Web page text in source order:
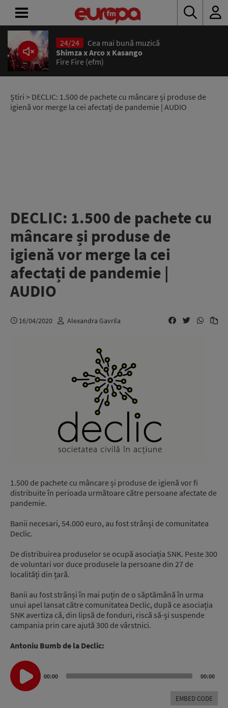
24/24
Cea mai bună muzică
Shimza x Arco x Kasango
Fire Fire (efm)
Știri > DECLIC: 1.500 de pachete cu mâncare și produse de
igienă vor merge la cei afectați de pandemie | AUDIO
DECLIC: 1.500 de pachete cu
mâncare și produse de
igienă vor merge la cei
afectați de pandemie |
AUDIO
16/04/2020 Alexandra Gavrila
1.500 de pachete cu mâncare și produse de igienă vor fi
distribuite în perioada următoare către persoane afectate de
pandemie.
Banii necesari, 54.000 euro, au fost strânși de comunitatea
Declic.
De distribuirea produselor se ocupă asociația SNK. Peste 300
de voluntari vor duce produsele la persoane din 27 de
localități din țară.
Banii au fost strânși în mai puțin de o săptămână în urma
unui apel lansat către comunitatea Declic, după ce asociația
SNK avertiza că, din lipsă de fonduri, riscă să-și suspende
campania prin care ajută 300 de vârstnici.
Antoniu Bumb de la Declic:
Audio
Player
00:00 00:00
EMBED CODE
ACASĂ
ȘTIRI
RADIO